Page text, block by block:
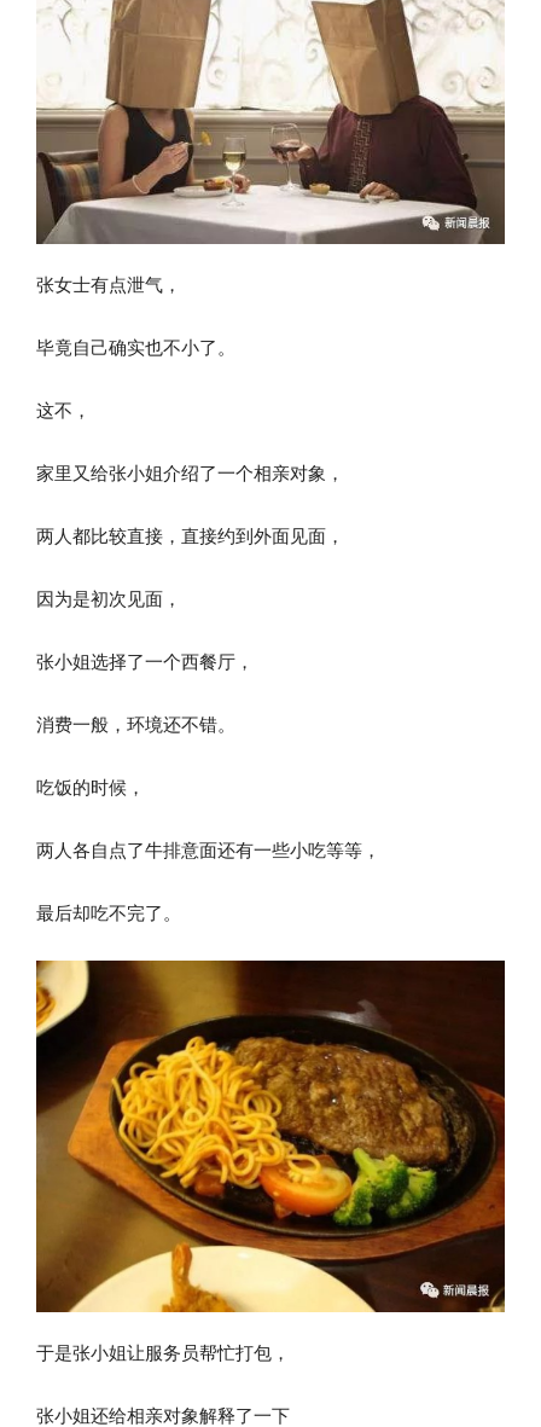
张女士有点泄气，
毕竟自己确实也不小了。
这不，
家里又给张小姐介绍了一个相亲对象，
两人都比较直接，直接约到外面见面，
因为是初次见面，
张小姐选择了一个西餐厅，
消费一般，环境还不错。
吃饭的时候，
两人各自点了牛排意面还有一些小吃等等，
最后却吃不完了。
于是张小姐让服务员帮忙打包，
张小姐还给相亲对象解释了一下